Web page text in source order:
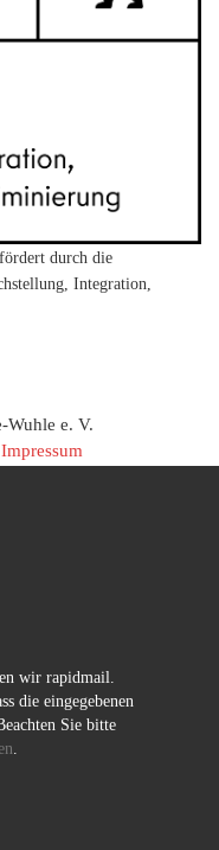
durch die
Integration,
Impressum
wir rapidmail.
die eingegebenen
Sie bitte